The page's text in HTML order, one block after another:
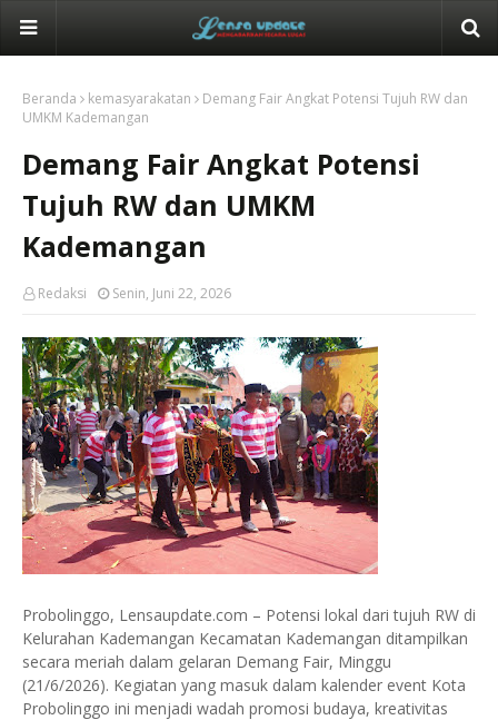
Beranda kemasyarakatan
Demang Fair Angkat Potensi Tujuh RW dan
UMKM Kademangan
Demang Fair Angkat Potensi
Tujuh RW dan UMKM
Kademangan
Redaksi Senin, Juni 22, 2026
Probolinggo, Lensaupdate.com – Potensi lokal dari tujuh RW di
Kelurahan Kademangan Kecamatan Kademangan ditampilkan
secara meriah dalam gelaran Demang Fair, Minggu
(21/6/2026). Kegiatan yang masuk dalam kalender event Kota
Probolinggo ini menjadi wadah promosi budaya, kreativitas